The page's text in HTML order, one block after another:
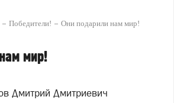
Победители! Они подарили нам мир!
мир!
Дмитрий Дмитриевич